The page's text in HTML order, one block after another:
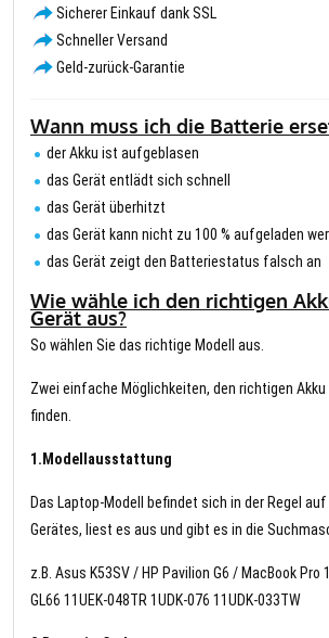
Sicherer Einkauf dank SSL
Schneller Versand
Geld-zurück-Garantie
Wann muss ich die Batterie
der Akku ist aufgeblasen
das Gerät entlädt sich schnell
das Gerät überhitzt
das Gerät kann nicht zu 100 % aufgeladen
das Gerät zeigt den Batteriestatus falsch an
Wie wähle ich den richtigen
Gerät aus?
So wählen Sie das richtige Modell aus.
Zwei einfache Möglichkeiten, den richtigen
finden.
1.Modellausstattung
Das Laptop-Modell befindet sich in der Regel
Gerätes, liest es aus und gibt es in die
z.B. Asus K53SV / HP Pavilion G6 / MacBook Pro
GL66 11UEK-048TR 1UDK-076 11UDK-033TW